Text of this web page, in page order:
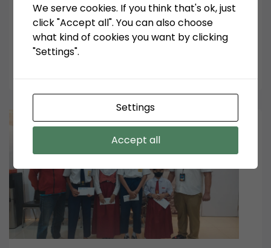
April 22, 2025
TPK Koja dan Kelurahan Koja Kembangkan
Program Urban Farming untuk Atasi
We serve cookies. If you think that's ok, just
click "Accept all". You can also choose
what kind of cookies you want by clicking
"Settings".
Settings
Accept all